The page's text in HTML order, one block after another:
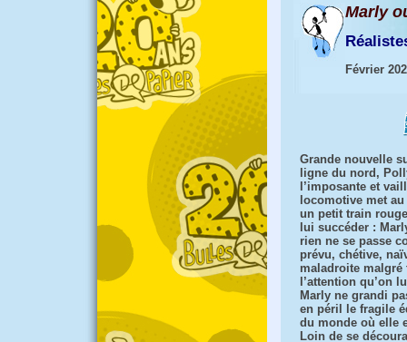
Marly
Février
Grande nouvelle
ligne du nord,
l’imposante et
locomotive met
un petit train
lui succéder :
rien ne se passe
prévu, chétive,
maladroite malgré
l’attention qu’on
Marly ne grandi
en péril le fragile
du monde où elle
Loin de se